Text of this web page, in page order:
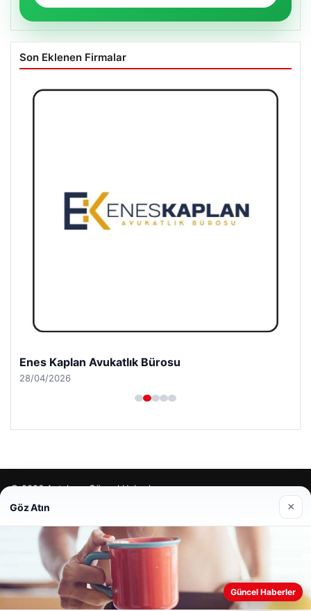
Son Eklenen Firmalar
Enes Kaplan Avukatlık Bürosu
28/04/2026
© 2026 Antalya – Güncel Haberler
Web sitemizi nasıl kullandığınızı daha iyi anlayabilmek,
Göz Atın ×
Güncel Haberler